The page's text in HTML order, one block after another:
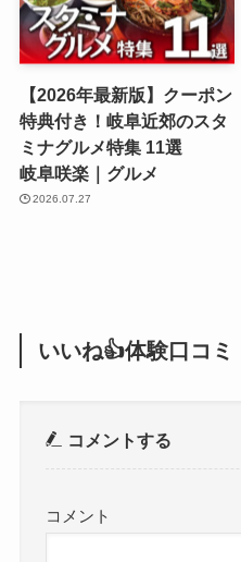
【2026年最新版】クーポン
特典付き！岐阜近郊のスタ
ミナグルメ特集 11選
岐阜咲楽｜グルメ
2026.07.27
いいね👍体験口コミ
コメントする
コメント